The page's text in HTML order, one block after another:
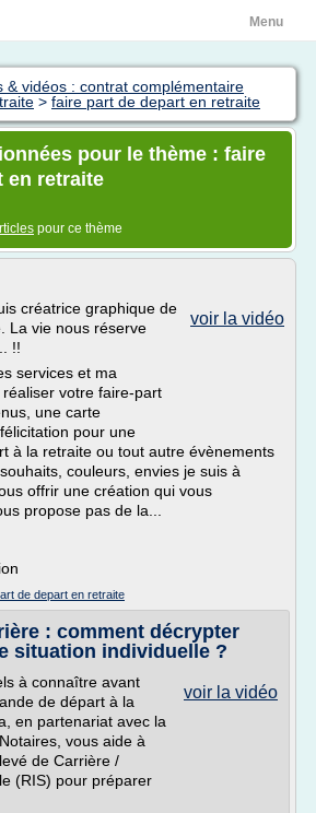
Menu
& vidéos : contrat complémentaire
> faire part de depart en retraite
pour le thème : faire
en retraite
pour ce thème
voir la vidéo
créatrice graphique de
La vie nous réserve
!!
services et ma
votre faire-part
une carte
pour une
à la retraite ou tout autre évènements
couleurs, envies je suis à
offrir une création qui vous
propose pas de la...
de depart en retraite
: comment décrypter
situation individuelle ?
voir la vidéo
à connaître avant
de départ à la
en partenariat avec la
vous aide à
de Carrière /
(RIS) pour préparer